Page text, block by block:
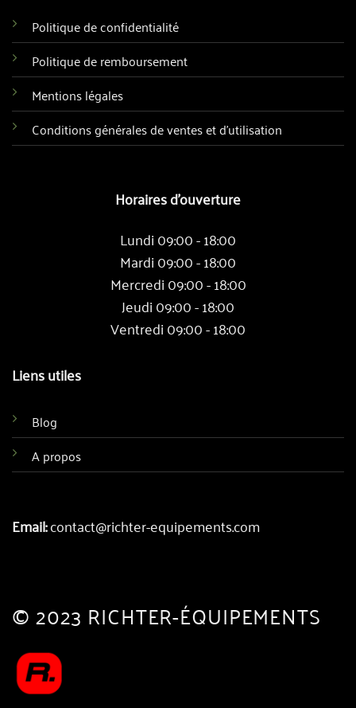
Politique de confidentialité
Politique de remboursement
Mentions légales
Conditions générales de ventes et d'utilisation
Horaires d'ouverture
Lundi 09:00 - 18:00
Mardi 09:00 - 18:00
Mercredi 09:00 - 18:00
Jeudi 09:00 - 18:00
Ventredi 09:00 - 18:00
Liens utiles
Blog
A propos
Email:contact@richter-equipements.com
© 2023 RICHTER-ÉQUIPEMENTS